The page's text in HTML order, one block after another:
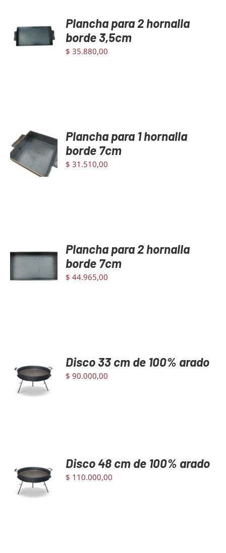
Mayoristas
CARRITO
Plancha para 2 hornalla
borde 3,5cm
$ 35.880,00
AGREGAR
AL
CARRITO
DETAILS
Plancha para 1 hornalla
borde 7cm
$ 31.510,00
AL
/
Plancha para 2 hornalla
borde 7cm
$ 44.965,00
AL
CARRITO
Disco 33 cm de 100% arado
$ 90.000,00
AL
CARRITO
Disco 48 cm de 100% arado
$ 110.000,00